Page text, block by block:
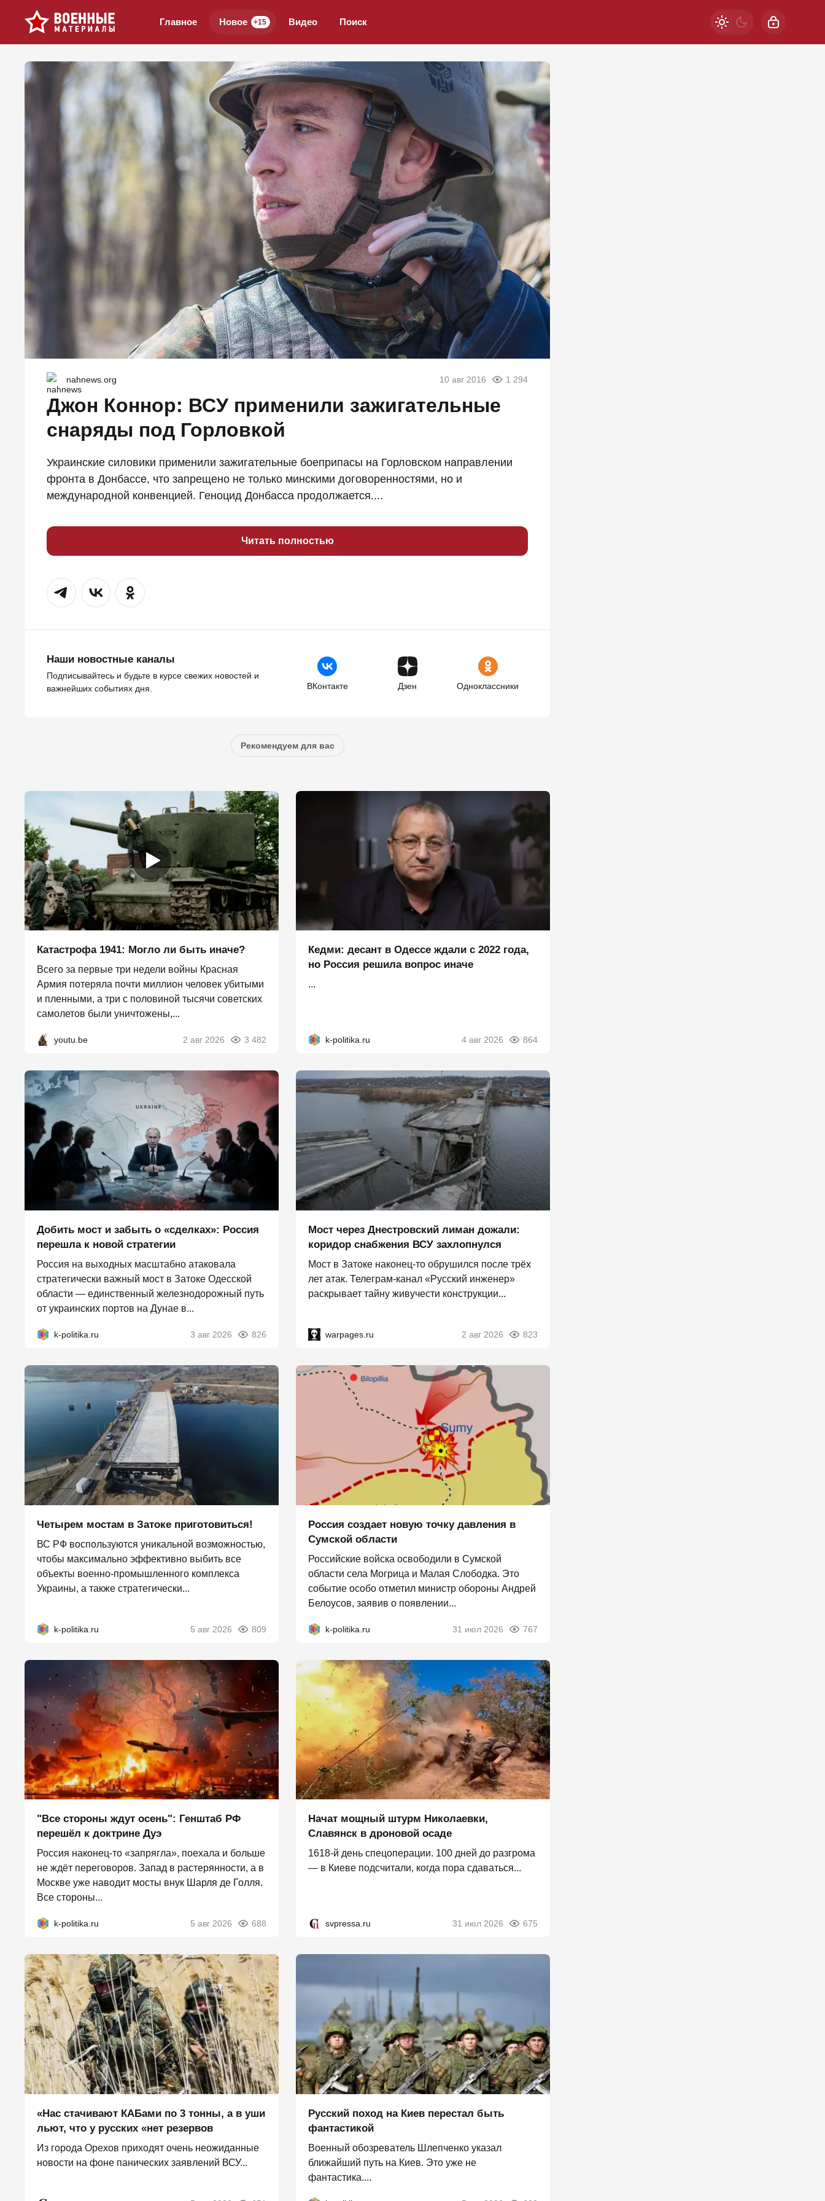
Главное Новое +15 Видео Поиск
nahnews.org 10 авг 2016 1 294
Джон Коннор: ВСУ применили зажигательные
снаряды под Горловкой
Украинские силовики применили зажигательные боеприпасы на Горловском направлении
фронта в Донбассе, что запрещено не только минскими договоренностями, но и
международной конвенцией. Геноцид Донбасса продолжается....
Читать полностью
Наши новостные каналы
Подписывайтесь и будьте в курсе свежих новостей и
важнейших событиях дня.
ВКонтакте Дзен Одноклассники
Рекомендуем для вас
Катастрофа 1941: Могло ли быть иначе?
Всего за первые три недели войны Красная
Армия потеряла почти миллион человек убитыми
и пленными, а три с половиной тысячи советских
самолетов были уничтожены,...
youtu.be 2 авг 2026 3 482
Кедми: десант в Одессе ждали с 2022 года,
но Россия решила вопрос иначе
...
k-politika.ru 4 авг 2026 864
Добить мост и забыть о «сделках»: Россия
перешла к новой стратегии
Россия на выходных масштабно атаковала
стратегически важный мост в Затоке Одесской
области — единственный железнодорожный путь
от украинских портов на Дунае в...
k-politika.ru 3 авг 2026 826
Мост через Днестровский лиман дожали:
коридор снабжения ВСУ захлопнулся
Мост в Затоке наконец-то обрушился после трёх
лет атак. Телеграм-канал «Русский инженер»
раскрывает тайну живучести конструкции...
warpages.ru 2 авг 2026 823
Четырем мостам в Затоке приготовиться!
ВС РФ воспользуются уникальной возможностью,
чтобы максимально эффективно выбить все
объекты военно-промышленного комплекса
Украины, а также стратегически...
k-politika.ru 5 авг 2026 809
Россия создает новую точку давления в
Сумской области
Российские войска освободили в Сумской
области села Могрица и Малая Слободка. Это
событие особо отметил министр обороны Андрей
Белоусов, заявив о появлении...
k-politika.ru 31 июл 2026 767
"Все стороны ждут осень": Генштаб РФ
перешёл к доктрине Дуэ
Россия наконец-то «запрягла», поехала и больше
не ждёт переговоров. Запад в растерянности, а в
Москве уже наводит мосты внук Шарля де Голля.
Все стороны...
k-politika.ru 5 авг 2026 688
Начат мощный штурм Николаевки,
Славянск в дроновой осаде
1618-й день спецоперации. 100 дней до разгрома
— в Киеве подсчитали, когда пора сдаваться...
svpressa.ru 31 июл 2026 675
«Нас стачивают КАБами по 3 тонны, а в уши
льют, что у русских «нет резервов
Из города Орехов приходят очень неожиданные
новости на фоне панических заявлений ВСУ...
Русский поход на Киев перестал быть
фантастикой
Военный обозреватель Шлепченко указал
ближайший путь на Киев. Это уже не
фантастика....